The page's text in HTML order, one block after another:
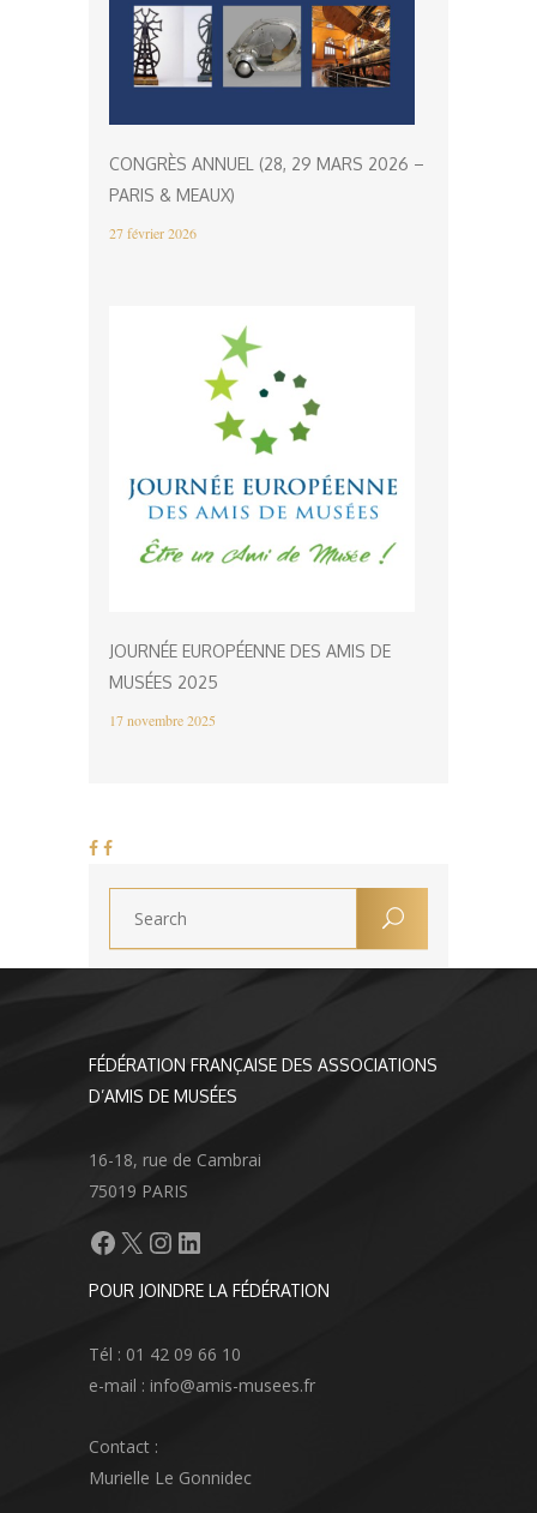
CONGRÈS ANNUEL (28, 29 MARS 2026 –
PARIS & MEAUX)
27 février 2026
JOURNÉE EUROPÉENNE DES AMIS DE
MUSÉES 2025
17 novembre 2025
FÉDÉRATION FRANÇAISE DES ASSOCIATIONS
D’AMIS DE MUSÉES
16-18, rue de Cambrai
75019 PARIS
Facebook
X Instagram
LinkedIn
POUR JOINDRE LA FÉDÉRATION
Tél : 01 42 09 66 10
e-mail : info@amis-musees.fr
Contact :
Murielle Le Gonnidec